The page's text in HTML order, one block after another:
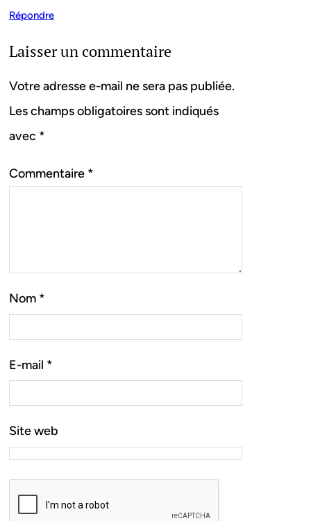
Répondre
Laisser un commentaire
Votre adresse e-mail ne sera pas publiée.
Les champs obligatoires sont indiqués
avec *
Commentaire *
Nom *
E-mail *
Site web